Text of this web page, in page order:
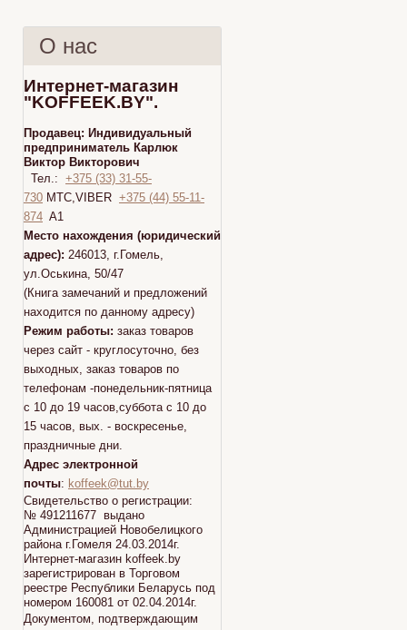
О нас
Интернет-магазин
"KOFFEEK.BY".
Продавец: Индивидуальный
предприниматель Карлюк
Виктор Викторович
Тел.: +375 (33) 31-55-
730 МТС,VIBER +375 (44) 55-11-
874 A1
Место нахождения (юридический
адрес): 246013, г.Гомель,
ул.Оськина, 50/47
(Книга замечаний и предложений
находится по данному адресу)
Режим работы: заказ товаров
через сайт - круглосуточно, без
выходных, заказ товаров по
телефонам -понедельник-пятница
с 10 до 19 часов,суббота с 10 до
15 часов, вых. - воскресенье,
праздничные дни.
Адрес электронной
почты: koffeek@tut.by
Свидетельство о регистрации:
№ 491211677 выдано
Администрацией Новобелицкого
района г.Гомеля 24.03.2014г.
Интернет-магазин koffeek.by
зарегистрирован в Торговом
реестре Республики Беларусь под
номером 160081 от 02.04.2014г.
Документом, подтверждающим